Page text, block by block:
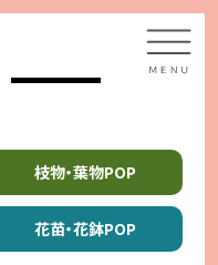
枝物・葉物POP
花苗・花鉢POP